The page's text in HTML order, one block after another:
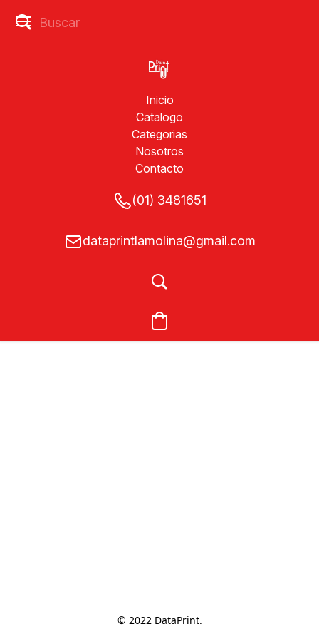
Inicio
Catalogo
Categorias
Nosotros
Contacto
(01) 3481651
dataprintlamolina@gmail.com
© 2022 DataPrint.